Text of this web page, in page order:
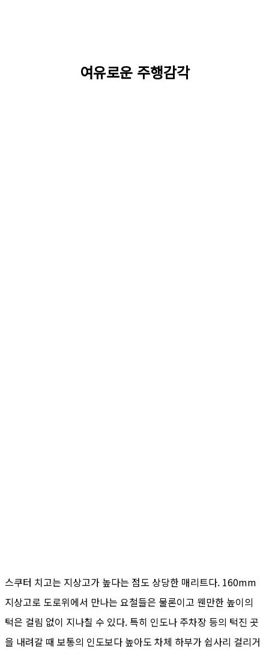
여유로운 주행감각
스쿠터 치고는 지상고가 높다는 점도 상당한 매리트다. 160mm
지상고로 도로위에서 만나는 요철들은 물론이고 웬만한 높이의
턱은 걸림 없이 지나칠 수 있다. 특히 인도나 주차장 등의 턱진 곳
을 내려갈 때 보통의 인도보다 높아도 차체 하부가 쉽사리 걸리거